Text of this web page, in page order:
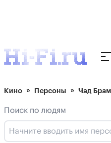
Кино Персоны Чад
Поиск по людям